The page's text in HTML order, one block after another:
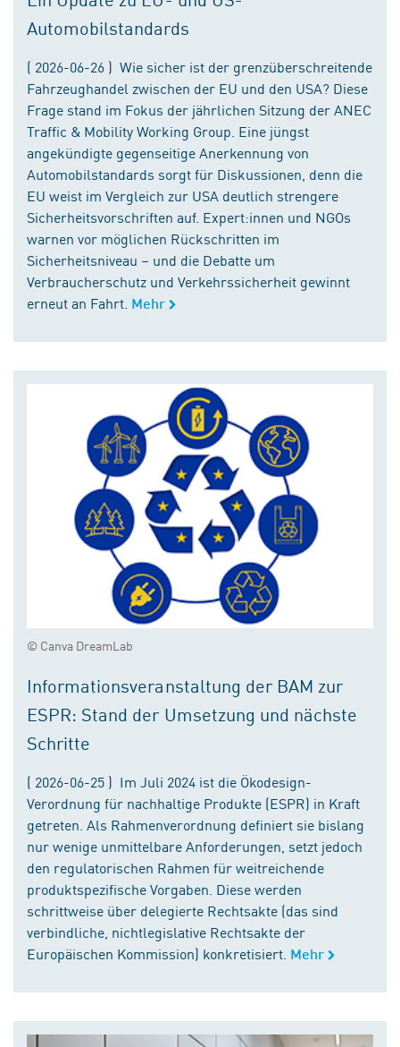
Automobilstandards
( 2026-06-26 ) Wie sicher ist der grenzüberschreitende
Fahrzeughandel zwischen der EU und den USA? Diese
Frage stand im Fokus der jährlichen Sitzung der ANEC
Traffic & Mobility Working Group. Eine jüngst
angekündigte gegenseitige Anerkennung von
Automobilstandards sorgt für Diskussionen, denn die
EU weist im Vergleich zur USA deutlich strengere
Sicherheitsvorschriften auf. Expert:innen und NGOs
warnen vor möglichen Rückschritten im
Sicherheitsniveau – und die Debatte um
Verbraucherschutz und Verkehrssicherheit gewinnt
erneut an Fahrt. Mehr
© Canva DreamLab
Informationsveranstaltung der BAM zur
ESPR: Stand der Umsetzung und nächste
Schritte
( 2026-06-25 ) Im Juli 2024 ist die Ökodesign-
Verordnung für nachhaltige Produkte (ESPR) in Kraft
getreten. Als Rahmenverordnung definiert sie bislang
nur wenige unmittelbare Anforderungen, setzt jedoch
den regulatorischen Rahmen für weitreichende
produktspezifische Vorgaben. Diese werden
schrittweise über delegierte Rechtsakte (das sind
verbindliche, nichtlegislative Rechtsakte der
Europäischen Kommission) konkretisiert. Mehr